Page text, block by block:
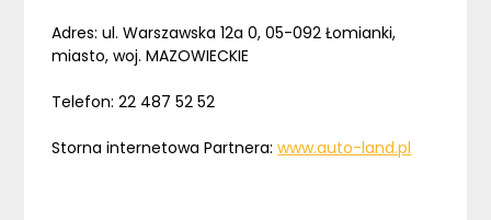
Adres: ul. Warszawska 12a 0, 05-092 Łomianki,
miasto, woj. MAZOWIECKIE
Telefon: 22 487 52 52
Storna internetowa Partnera:www.auto-land.pl